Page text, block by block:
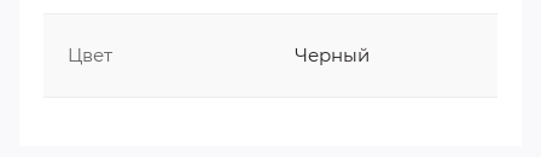
Цвет Черный